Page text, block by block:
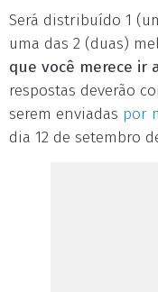
Será distribuído 1
uma das 2 (duas)
que você merece ir
respostas deverão
serem enviadas por
dia 12 de setembro